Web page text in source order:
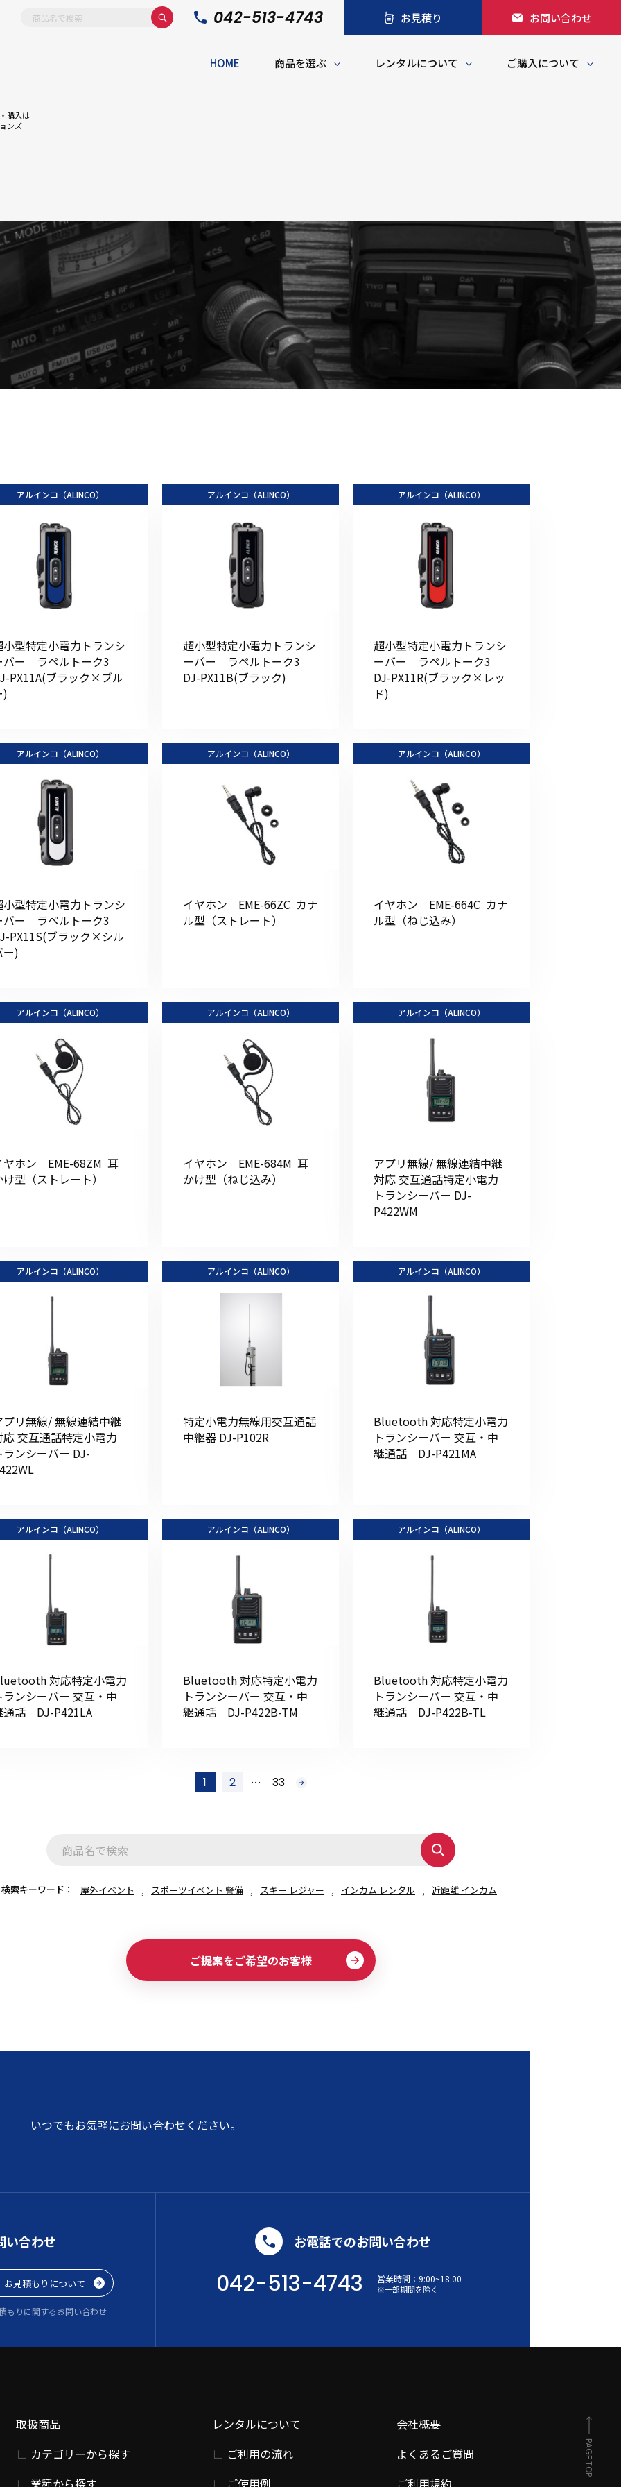
購入は
ンズ
042-513-4743 お見積り お問い合わせ
HOME 商品を選ぶ レンタルについて ご購入について
アクセサリー
イヤホンマイク
スピーカーマイク
イヤホン
無線機ケース・カバー
ポータブルワイヤレスアンプ
レコーダー
その他取扱商品
DCDCコンバーター/直流安定
業界使用例から探す
アルインコ（ALINCO）
小型特定小電力トランシ
バー ラペルトーク3
PX11A(ブラック×ブル
)
アルインコ（ALINCO）
超小型特定小電力トランシ
ーバー ラペルトーク3
DJ-PX11B(ブラック)
アルインコ（ALINCO）
超小型特定小電力トランシ
ーバー ラペルトーク3
DJ-PX11R(ブラック×レッ
ド)
アルインコ（ALINCO）
小型特定小電力トランシ
バー ラペルトーク3
PX11S(ブラック×シル
ー)
アルインコ（ALINCO）
イヤホン EME-66ZC カナ
ル型（ストレート）
アルインコ（ALINCO）
イヤホン EME-664C カナ
ル型（ねじ込み）
アルインコ（ALINCO）
ヤホン EME-68ZM 耳
型（ストレート）
アルインコ（ALINCO）
イヤホン EME-684M 耳
かけ型（ねじ込み）
アルインコ（ALINCO）
アプリ無線/ 無線連結中継
対応 交互通話特定小電力
トランシーバー DJ-
P422WM
アルインコ（ALINCO）
プリ無線/ 無線連結中継
応 交互通話特定小電力
ランシーバー DJ-
アルインコ（ALINCO）
特定小電力無線用交互通話
中継器 DJ-P102R
アルインコ（ALINCO）
Bluetooth 対応特定小電力
トランシーバー 交互・中
継通話 DJ-P421MA
アルインコ（ALINCO）
対応特定小電力
ランシーバー 交互・中
通話 DJ-P421LA
アルインコ（ALINCO）
Bluetooth 対応特定小電力
トランシーバー 交互・中
継通話 DJ-P422B-TM
アルインコ（ALINCO）
Bluetooth 対応特定小電力
トランシーバー 交互・中
継通話 DJ-P422B-TL
1 2 … 33 次
検索キーワード： 屋外イベント スポーツイベント 警備 スキー レジャー インカム レンタル 近距離 インカム
ご提案をご希望のお客様
いつでもお気軽にお問い合わせください。
い合わせ
お見積もりについて
もりに関するお問い合わせ
お電話でのお問い合わせ
042-513-4743 営業時間： 9:00~18:00
※一部期間を除く
取扱商品
カテゴリーから探す
業種から探す
レンタルについて
ご利用の流れ
ご使用例
会社概要
よくあるご質問
ご利用規約
PAGE TOP